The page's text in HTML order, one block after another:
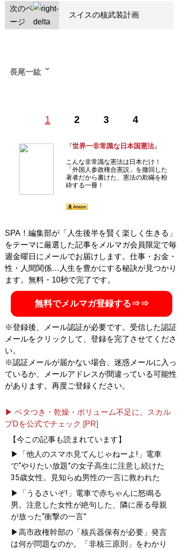
次のペ
ージ
スイスの核武装計画
1 2 3 4
長尾一紘
『世界一非常識な日本国憲法』
こんな非常識な憲法は日本だけ！
「外国人参政権合憲説」を撤回した
著者だから書けた、憲法の欺瞞を粉
砕する一冊！
SPA！編集部が「人生後半を賢く楽しく生きる」
をテーマに厳選した記事をメルマガ会員限定で毎
週金曜日にメールでお届けします。仕事・お金・
性・人間関係…人生を豊かにする秘訣が見つかり
ます。無料・10秒で完了です。
無料でメルマガ登録する⇒⇒
※登録後、メール認証が必要です。受信した認証
メールをクリックして、登録を完了させてくださ
い。
※認証メールが届かない場合、迷惑メールに入っ
ているか、メールアドレスが間違っている可能性
があります。再度ご登録ください。
▶ ベタつき・乾燥・ボリューム不足に。スカル
プDを公式でチェック [PR]
【今この記事も読まれています】
▶「他人のスマホ見てんじゃねーよ!」電車
で“やりたい放題”の女子高生に注意し続けた
35歳女性。見知らぬ男性の一言に救われた
▶「うるさいぞ!」電車で赤ちゃんに怒鳴る
男。注意した女性が絶句した、隣に座る母親
が放った“衝撃の一言”
▶高市政権幹部の「核兵器保有が必要」発言
は何が問題なのか。「非核三原則」をわかり